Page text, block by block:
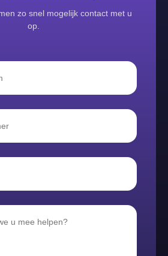
zo snel mogelijk contact met u
op.